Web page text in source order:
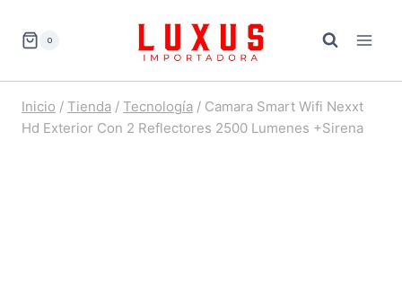
0
Inicio / Tienda / Tecnología / Camara Smart Wifi Nexxt
Hd Exterior Con 2 Reflectores 2500 Lumenes +Sirena